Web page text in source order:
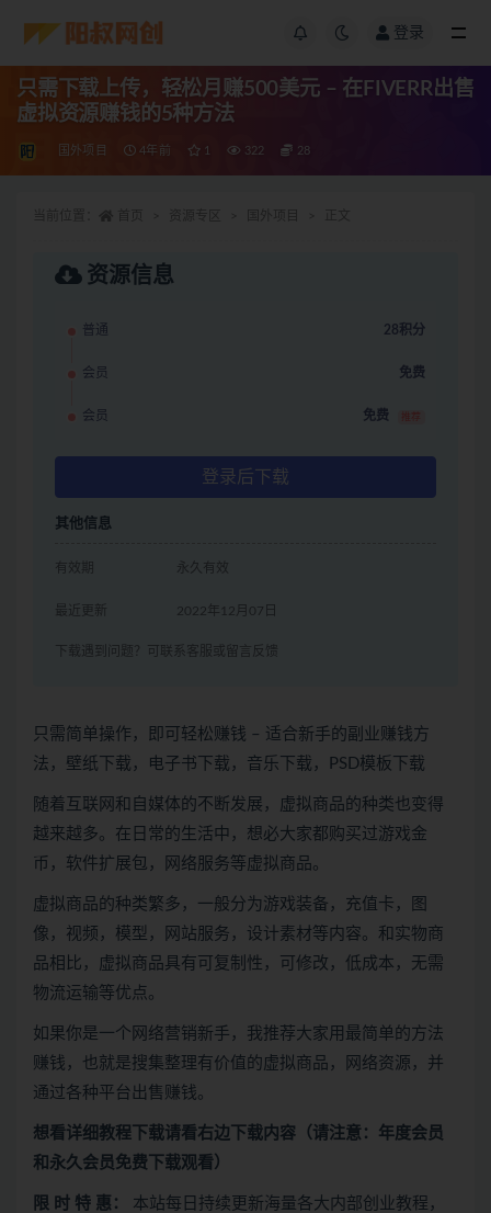
登录
只需下载上传，轻松月赚500美元 – 在FIVERR出售
虚拟资源赚钱的5种方法
国外项目 4年前 1 322 28
资源信息
普通 28积分
会员 免费
会员 免费 推荐
登录后下载
其他信息
有效期 永久有效
最近更新 2022年12月07日
下载遇到问题？可联系客服或留言反馈
只需简单操作，即可轻松赚钱 – 适合新手的副业赚钱方
法，壁纸下载，电子书下载，音乐下载，PSD模板下载
随着互联网和自媒体的不断发展，虚拟商品的种类也变得
越来越多。在日常的生活中，想必大家都购买过游戏金
币，软件扩展包，网络服务等虚拟商品。
虚拟商品的种类繁多，一般分为游戏装备，充值卡，图
像，视频，模型，网站服务，设计素材等内容。和实物商
品相比，虚拟商品具有可复制性，可修改，低成本，无需
物流运输等优点。
如果你是一个网络营销新手，我推荐大家用最简单的方法
赚钱，也就是搜集整理有价值的虚拟商品，网络资源，并
通过各种平台出售赚钱。
想看详细教程下载请看右边下载内容 （请注意：年度会员
和永久会员免费下载观看）
限 时 特 惠： 本站每日持续更新海量各大内部创业教程，